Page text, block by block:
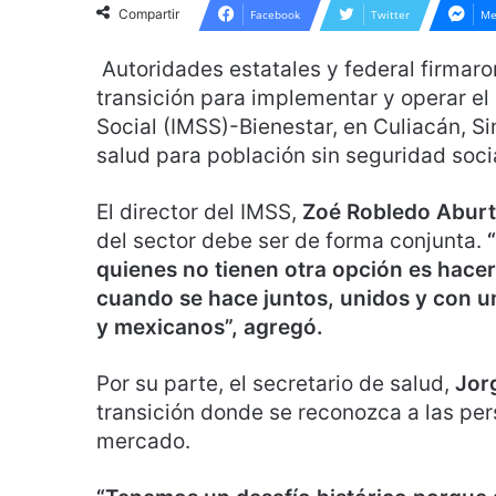
Compartir Facebook Twitter
Autoridades estatales y federal
transición para implementar y operar
Social (IMSS)-Bienestar, en Culiacán,
salud para población sin seguridad
El director del IMSS, Zoé Robledo
del sector debe ser de forma conjunta.
quienes no tienen otra opción es
cuando se hace juntos, unidos y con
y mexicanos”, agregó.
Por su parte, el secretario de salud,
transición donde se reconozca a las
mercado.